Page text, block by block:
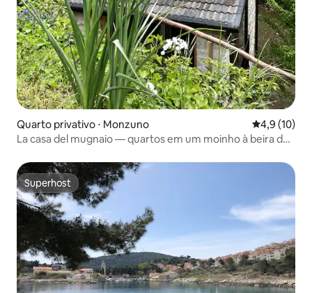
Quarto privativo ⋅ Monzuno 4,9 de uma
4,9 (10)
La casa del mugnaio — quartos em um moinho à beira do
Superhost
Superhost